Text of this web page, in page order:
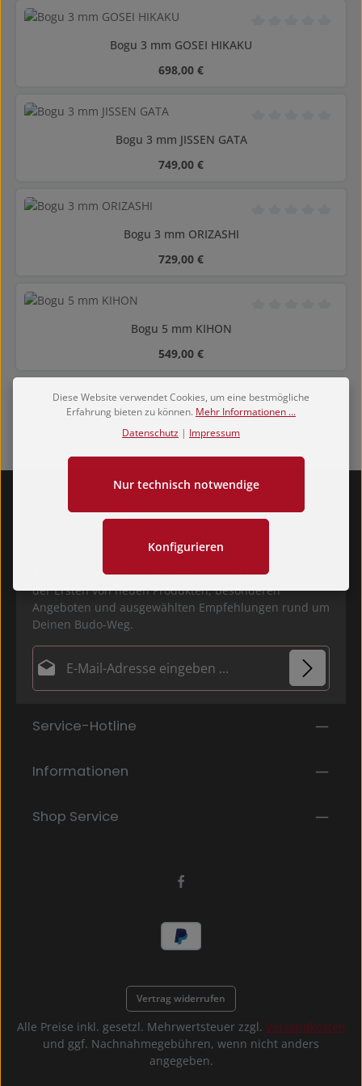
Durchschnittliche
Bogu 3 mm GOSEI HIKAKU
Regulärer Preis:
698,00 €
Bogu 3 mm JISSEN GATA
Regulärer Preis:
749,00 €
Bogu 3 mm ORIZASHI
Regulärer Preis:
729,00 €
Bogu 5 mm KIHON
Regulärer Preis:
549,00 €
Abonniere unseren Newsletter und erfahre als einer
der Ersten von neuen Produkten, besonderen
Angeboten und ausgewählten Empfehlungen rund um
Deinen Budo-Weg.
E-Mail-Adresse*
Ich habe dieDatenschutzbestimmungen
mit ihnen einverstanden.
Die mit einem Stern (*) markierten Felder sind
Service-Hotline
Informationen
Shop Service
Vertrag widerrufen
Alle Preise inkl. gesetzl. Mehrwertsteuer zzgl. Versandkosten
und ggf. Nachnahmegebühren, wenn nicht anders
angegeben.
Diese Website verwendet Cookies, um eine bestmögliche
Erfahrung bieten zu können. Mehr Informationen ...
Datenschutz | Impressum
Nur technisch notwendige
Konfigurieren